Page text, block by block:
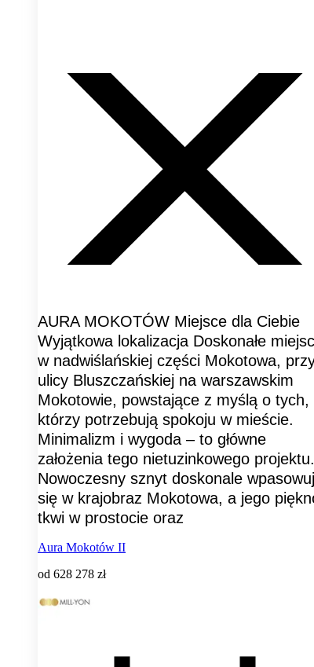
AURA MOKOTÓW Miejsce dla Ciebie
Wyjątkowa lokalizacja Doskonałe
w nadwiślańskiej części Mokotowa,
ulicy Bluszczańskiej na warszawskim
Mokotowie, powstające z myślą o tych,
którzy potrzebują spokoju w mieście.
Minimalizm i wygoda – to główne
założenia tego nietuzinkowego projektu.
Nowoczesny sznyt doskonale
się w krajobraz Mokotowa, a jego
tkwi w prostocie oraz
Aura Mokotów II
od 628 278 zł